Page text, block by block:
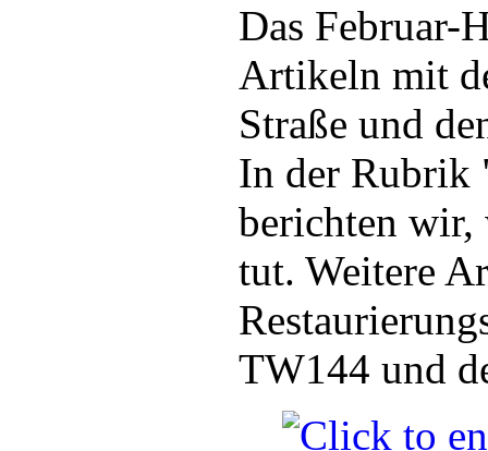
Das Februar-
Artikeln mit
Straße und
In der Rubrik
berichten wir,
tut. Weitere
TW144 und